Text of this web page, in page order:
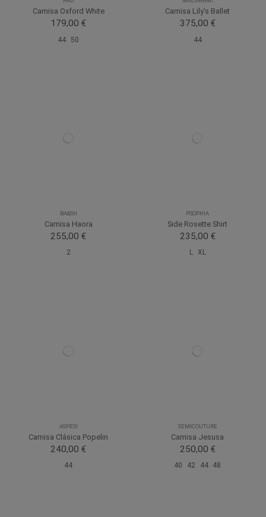
Camisa Oxford White
179,00 €
44 50
Camisa Lily’s Ballet
375,00 €
44
BA&SH
Camisa Haora
255,00 €
2
PSOPHIA
Side Rosette Shirt
235,00 €
L XL
ASPESI
Camisa Clásica Popelin
240,00 €
44
SEMICOUTURE
Camisa Jesusa
250,00 €
40 42 44 48